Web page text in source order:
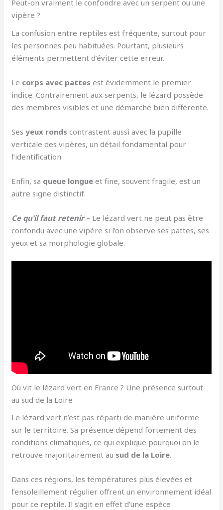
Peut-on vraiment le confondre avec un serpent ou une
vipère ?
La confusion entre reptiles est fréquente, surtout pour
les personnes peu habituées. Pourtant, plusieurs
éléments permettent d’éviter cette erreur.
Le corps avec pattes est évidemment le premier
indice. Contrairement aux serpents, le lézard possède
des membres visibles et une démarche bien différente.
Sesyeux ronds contrastent aussi avec la pupille
verticale des vipères, un détail fondamental pour
l’identification.
Enfin, sa queue longue et fine, souvent fragile, est un
autre signe distinctif.
Ce qu’il faut retenir– Le lézard vert ne peut pas être
confondu avec une vipère si l’on observe ses pattes, ses
yeux et sa morphologie globale.
Où vit le lézard vert en France ? Une présence surtout
au sud de la Loire
Le lézard vert n’est pas réparti de manière uniforme
sur le territoire. Sa présence dépend fortement des
conditions climatiques, ce qui explique pourquoi on le
retrouve majoritairement au sud de la Loire.
Dans ces régions, les températures plus élevées et
l’ensoleillement régulier offrent un environnement idéal
pour ce reptile. Il s’agit en effet d’une espèce